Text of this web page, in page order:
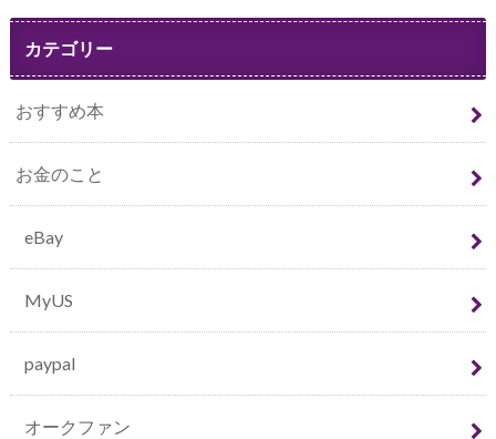
カテゴリー
おすすめ本
お金のこと
eBay
MyUS
paypal
オークファン